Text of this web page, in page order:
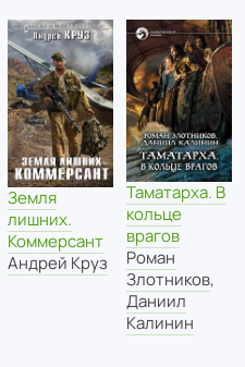
Земля
лишних.
Коммерсант
Андрей Круз
Таматарха. В
кольце
врагов
Роман
Злотников,
Даниил
Калинин